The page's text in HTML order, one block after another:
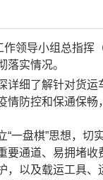
领导小组总指挥
实情况。
详细了解针对货
防控和保通保
“一盘棋”思想，
要通道、易拥堵
，以及载运工具